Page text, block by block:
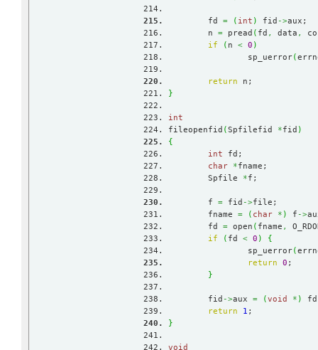
	fd
= ( int ) fid ->aux;
	n
= pread ( fd , data ,
if
( n < 0 )
		sp_uerror
(
return n;
}
int
fileopenfid (Spfilefid *fid )
{
int fd;
char
*fname;
	Spfile
*f;
	f
= fid ->file;
	fname
= ( char * ) f ->
	fd
= open ( fname ,
if
( fd < 0 )
{
		sp_uerror
(
return
0 ;
}
	fid
->aux = (void * )
return
1 ;
}
void